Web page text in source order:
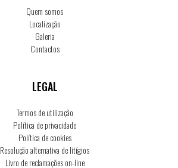
Quem somos
Localização
Galeria
Contactos
LEGAL
Termos de utilização
Política de privacidade
Política de cookies
Resolução alternativa de litígios
Livro de reclamações on-line